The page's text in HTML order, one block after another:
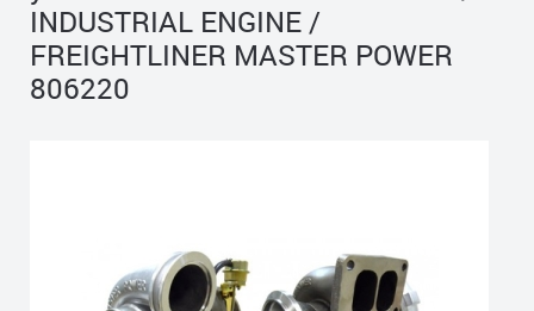
INDUSTRIAL ENGINE /
FREIGHTLINER MASTER POWER
806220